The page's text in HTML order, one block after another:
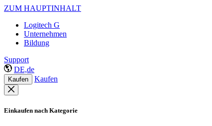
ZUM HAUPTINHALT
Logitech G
Unternehmen
Bildung
Support
DE,de
Kaufen Kaufen
Einkaufen nach Kategorie